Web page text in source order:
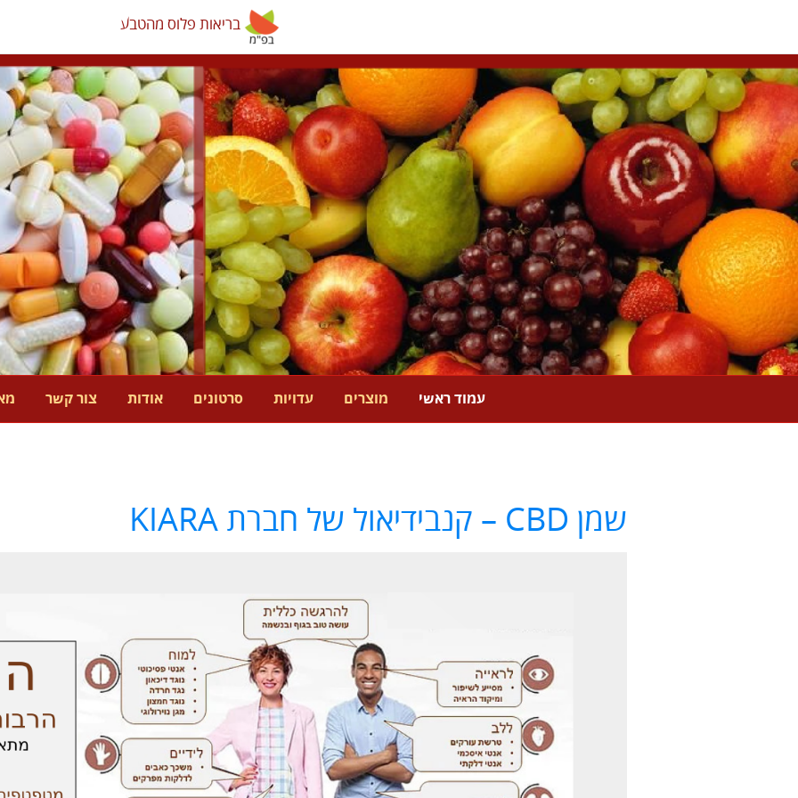
בריאות פלוס מהטבע
בריאות פלוס מהטבע
עמוד ראשי מוצרים עדויות סרטונים אודות צור קשר
שמן CBD – קנבידיאול של חברת KIARA